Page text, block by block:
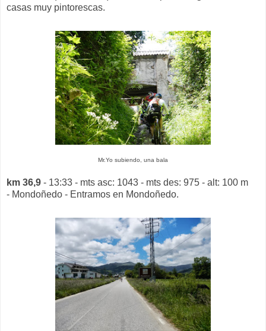
casas muy pintorescas.
Mr.Yo subiendo, una bala
km 36,9 - 13:33 - mts asc: 1043 - mts des: 975 - alt: 100 m
- Mondoñedo - Entramos en Mondoñedo.